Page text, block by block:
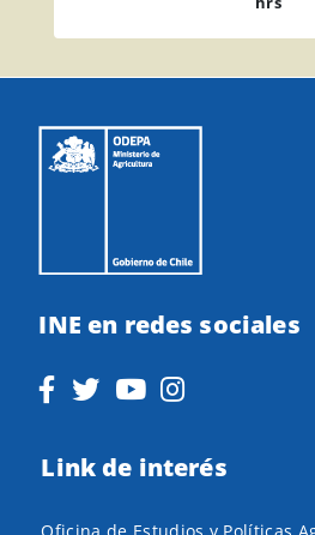
INE en redes sociales
Link de interés